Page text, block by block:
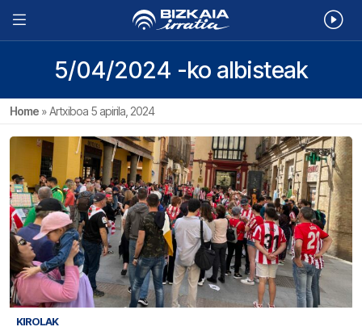
5/04/2024 -ko albisteak
Home »Artxiboa 5 apirila, 2024
KIROLAK